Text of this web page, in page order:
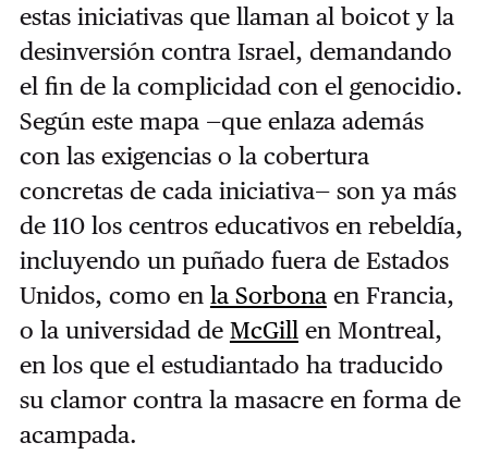
estas iniciativas que llaman al boicot y la
desinversión contra Israel, demandando
el fin de la complicidad con el genocidio.
Según este mapa —que enlaza además
con las exigencias o la cobertura
concretas de cada iniciativa— son ya más
de 110 los centros educativos en rebeldía,
incluyendo un puñado fuera de Estados
Unidos, como en la Sorbonaen Francia,
o la universidad de McGill en Montreal,
en los que el estudiantado ha traducido
su clamor contra la masacre en forma de
acampada.